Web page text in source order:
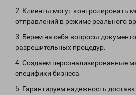
2. Клиенты могут контролировать
отправлений в режиме реального
3. Берем на себя вопросы
разрешительных процедур.
4. Создаем персонализированные
специфики бизнеса.
5. Гарантируем надежность